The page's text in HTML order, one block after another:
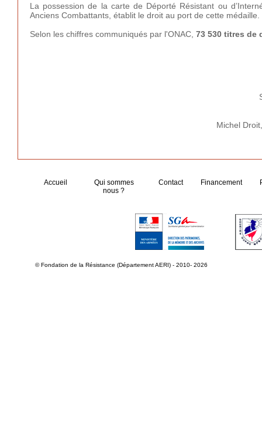
La possession de la carte de Déporté Résistant ou
Anciens Combattants, établit le droit au port de cette médaille.
Selon les chiffres communiqués par l'ONAC, 73 530 titres de
Michel
Accueil
Qui sommes
nous ?
Contact Financement
© Fondation de la Résistance (Département AERI) - 2010- 2026